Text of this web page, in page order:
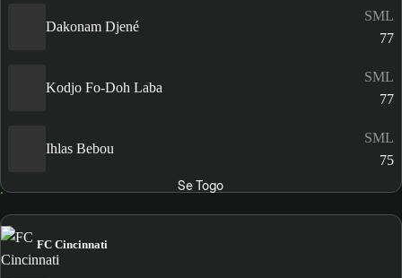
Dakonam Djené
SML
77
Kodjo Fo-Doh Laba
SML
77
Ihlas Bebou
SML
75
Se Togo
FC Cincinnati